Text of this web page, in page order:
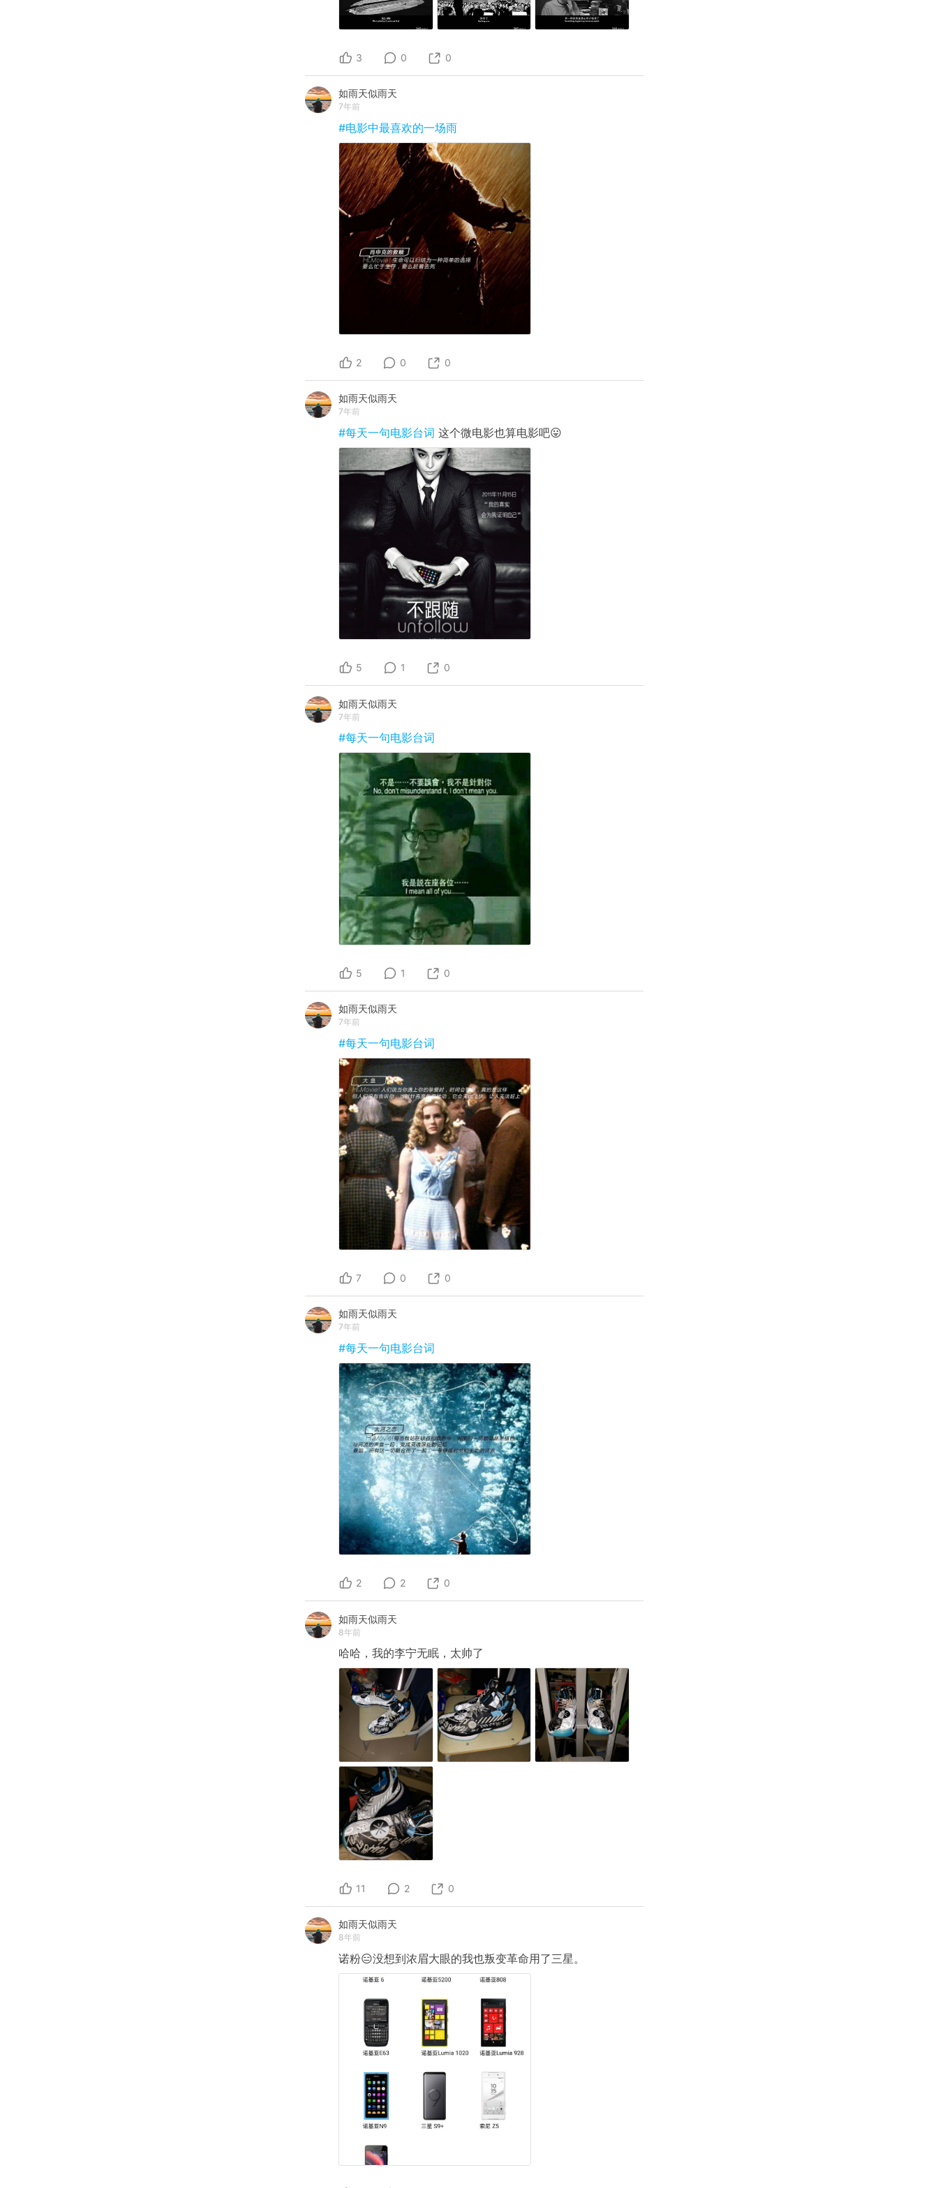
3 0 0
如雨天似雨天
7年前
#电影中最喜欢的一场雨
2 0 0
如雨天似雨天
7年前
#每天一句电影台词 这个微电影也算电影吧😛
5 1 0
如雨天似雨天
7年前
#每天一句电影台词
5 1 0
如雨天似雨天
7年前
#每天一句电影台词
7 0 0
如雨天似雨天
7年前
#每天一句电影台词
2 2 0
如雨天似雨天
8年前
哈哈，我的李宁无眠，太帅了
11 2 0
如雨天似雨天
8年前
诺粉😑没想到浓眉大眼的我也叛变革命用了三星。